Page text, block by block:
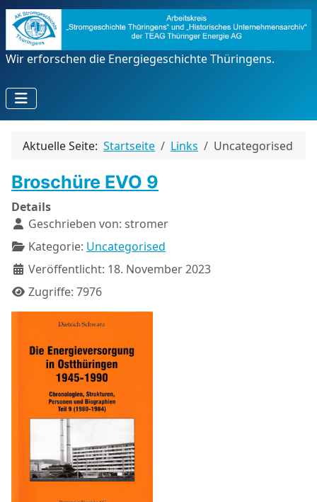
Wir erforschen die Energiegeschichte Thüringens.
Aktuelle Seite: Startseite Links Uncategorised
Broschüre EVO 9
Details
Geschrieben von: stromer
Kategorie: Uncategorised
Veröffentlicht: 18. November 2023
Zugriffe: 7976